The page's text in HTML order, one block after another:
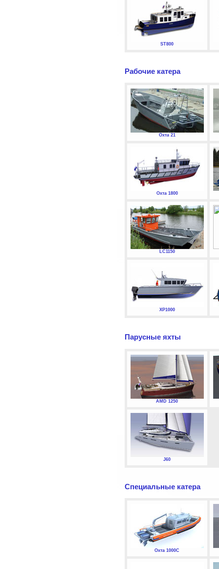
ST800
Рабочие катера
Охта 21
Охта 1800
LC1150
XP1000
Парусные яхты
AMD 1250
J60
Специальные катера
Охта 1000С